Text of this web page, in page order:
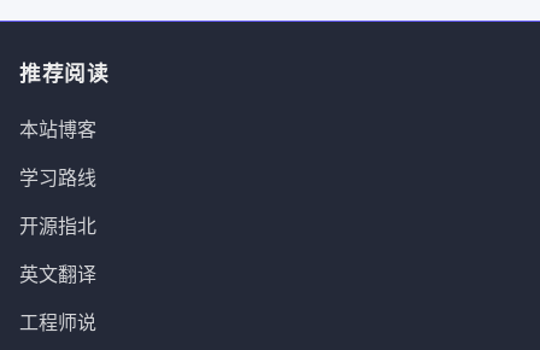
推荐阅读
本站博客
学习路线
开源指北
英文翻译
工程师说